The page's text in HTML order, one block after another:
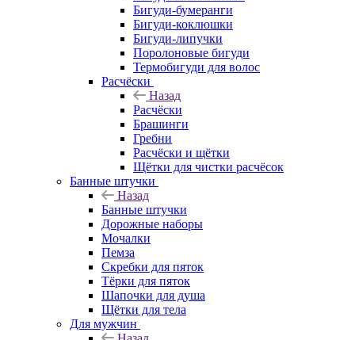
Бигуди-бумеранги
Бигуди-коклюшки
Бигуди-липучки
Поролоновые бигуди
Термобигуди для волос
Расчёски
Назад
Расчёски
Брашинги
Гребни
Расчёски и щётки
Щётки для чистки расчёсок
Банные штучки
Назад
Банные штучки
Дорожные наборы
Мочалки
Пемза
Скребки для пяток
Тёрки для пяток
Шапочки для душа
Щётки для тела
Для мужчин